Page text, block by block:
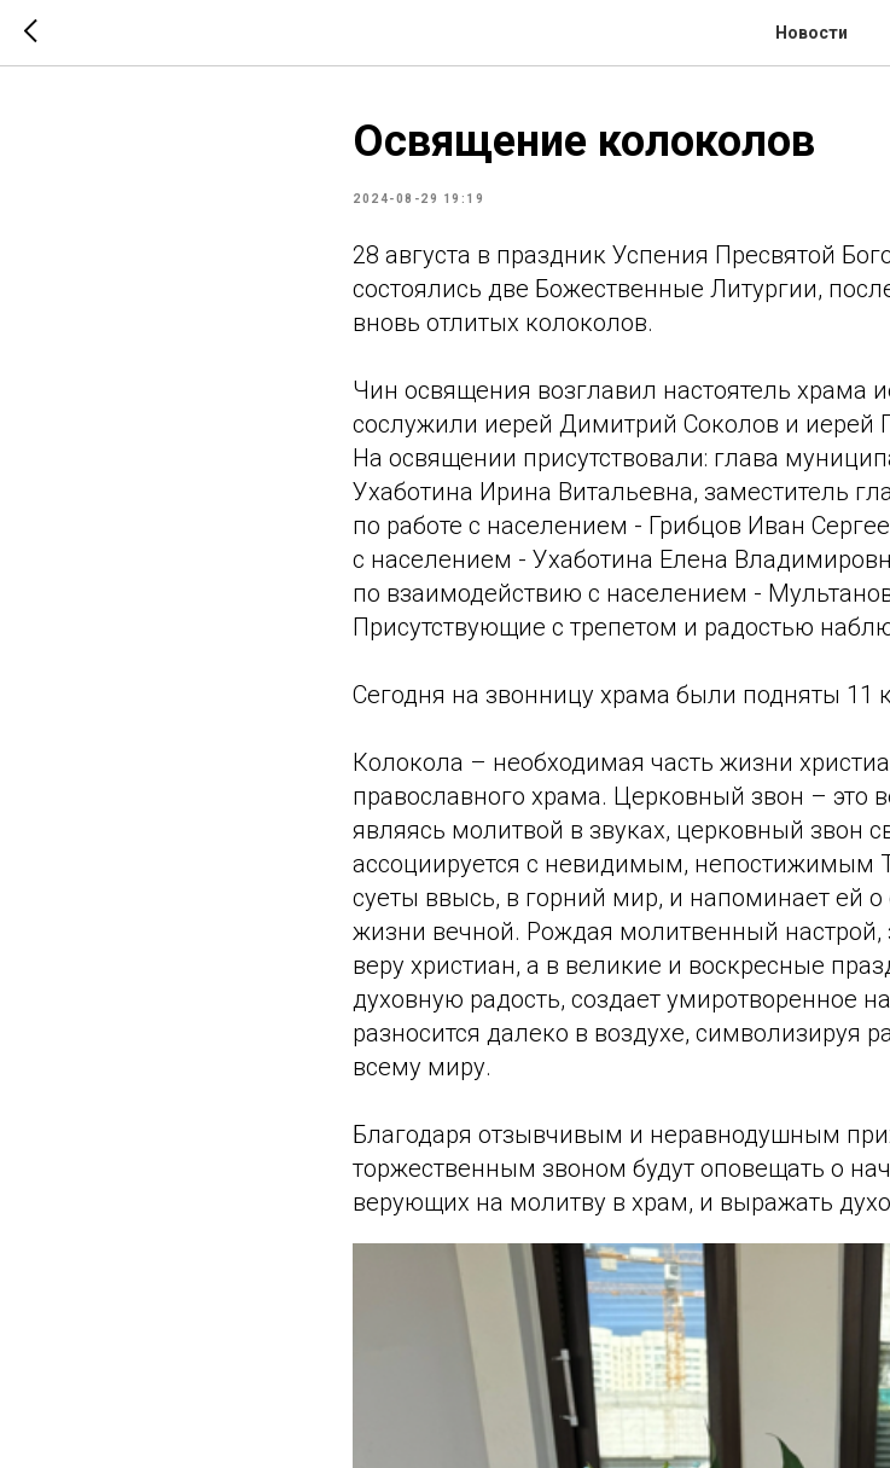
Новости
Освящение колоколов
2024-08-29 19:19
28 августа в праздник Успения Пресвятой
состоялись две Божественные Литургии,
вновь отлитых колоколов.
Чин освящения возглавил настоятель храма
сослужили иерей Димитрий Соколов и иерей
На освящении присутствовали: глава
Ухаботина Ирина Витальевна, заместитель
по работе с населением - Грибцов Иван
с населением - Ухаботина Елена
по взаимодействию с населением -
Присутствующие с трепетом и радостью
Сегодня на звонницу храма были подняты 11
Колокола – необходимая часть жизни
православного храма. Церковный звон – это
являясь молитвой в звуках, церковный звон
ассоциируется с невидимым, непостижимым
суеты ввысь, в горний мир, и напоминает ей
жизни вечной. Рождая молитвенный настрой,
веру христиан, а в великие и воскресные
духовную радость, создает умиротворенное
разносится далеко в воздухе, символизируя
всему миру.
Благодаря отзывчивым и неравнодушным
торжественным звоном будут оповещать о
верующих на молитву в храм, и выражать